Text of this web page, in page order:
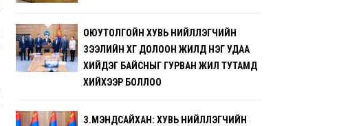
ОЮУТОЛГОЙН ХУВЬ НИЙЛҮҮЛЭГЧИЙН
ЗЭЭЛИЙН ХҮҮГ ДОЛООН ЖИЛД НЭГ УДАА
ХИЙДЭГ БАЙСНЫГ ГУРВАН ЖИЛ ТУТАМД
ХИЙХЭЭР БОЛЛОО
З.МЭНДСАЙХАН: ХУВЬ НИЙЛҮҮЛЭГЧИЙН